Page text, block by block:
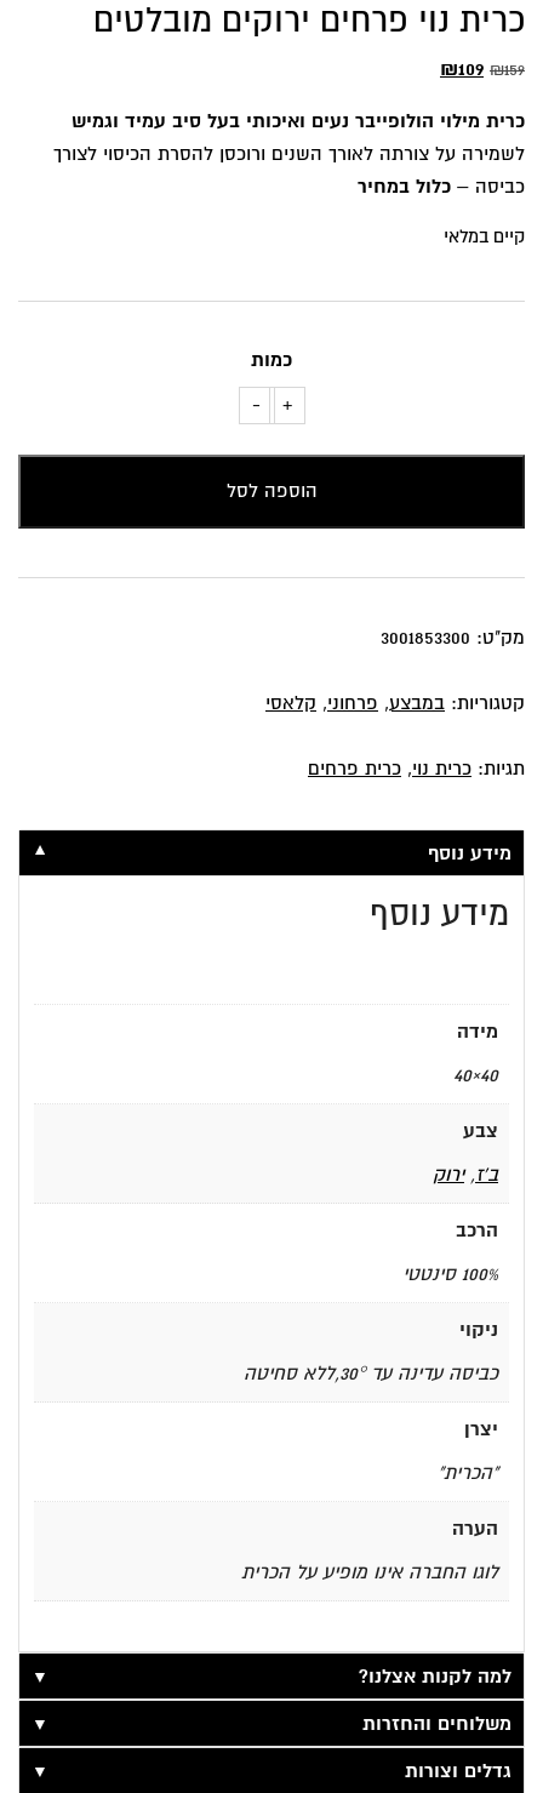
כרית נוי פרחים ירוקים מובלטים
₪159
המחיר
היה:
₪159.
₪109
הוא:
₪109.
כרית מילוי הולופייבר נעים ואיכותי בעל סיב עמיד וגמיש
לשמירה על צורתה לאורך השנים ורוכסן להסרת הכיסוי לצורך
כביסה – כלול במחיר
קיים במלאי
כמות
+
כמות
של
כרית
נוי
-
הוספה לסל
מק"ט: 3001853300
קטגוריות: במבצע, פרחוני, קלאסי
תגיות: כרית נוי, כרית פרחים
מידע נוסף ▼
מידע נוסף
מידה
40×40
צבע
ב'ז,ירוק
הרכב
100% סינטטי
ניקוי
כביסה עדינה עד 30°,ללא סחיטה
יצרן
"הכרית"
הערה
לוגו החברה אינו מופיע על הכרית
למה לקנות אצלנו?
▼
משלוחים והחזרות
▼
גדלים וצורות
▼